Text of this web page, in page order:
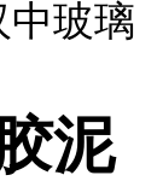
中玻璃
泥